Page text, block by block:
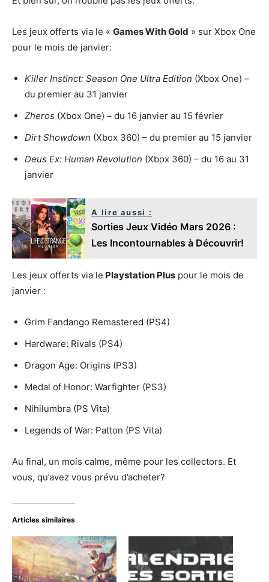
Les jeux offerts via le « Games With Gold » sur Xbox One
pour le mois de janvier:
Killer Instinct: Season One Ultra Edition (Xbox One) –
du premier au 31 janvier
Zheros (Xbox One) – du 16 janvier au 15 février
Dirt Showdown (Xbox 360) – du premier au 15 janvier
Deus Ex: Human Revolution (Xbox 360) – du 16 au 31
janvier
A lire aussi :
Sorties Jeux Vidéo Mars 2026 :
Les Incontournables à Découvrir!
Les jeux offerts via le Playstation Plus pour le mois de
janvier :
Grim Fandango Remastered (PS4)
Hardware: Rivals (PS4)
Dragon Age: Origins (PS3)
Medal of Honor: Warfighter (PS3)
Nihilumbra (PS Vita)
Legends of War: Patton (PS Vita)
Au final, un mois calme, même pour les collectors. Et
vous, qu’avez vous prévu d’acheter?
Articles similaires